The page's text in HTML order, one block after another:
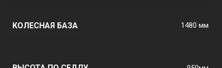
КОЛЕСНАЯ БАЗА 1480 мм